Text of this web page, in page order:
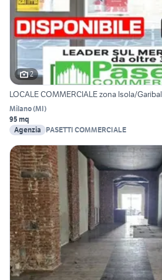
2
LOCALE COMMERCIALE zona Isola/
Milano(MI)
95 mq
Agenzia
PASETTI COMMERCIALE